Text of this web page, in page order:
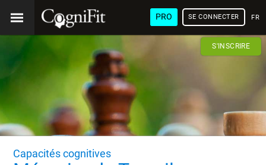
PRO SE CONNECTER
S'INSCRIRE
Capacités cognitives